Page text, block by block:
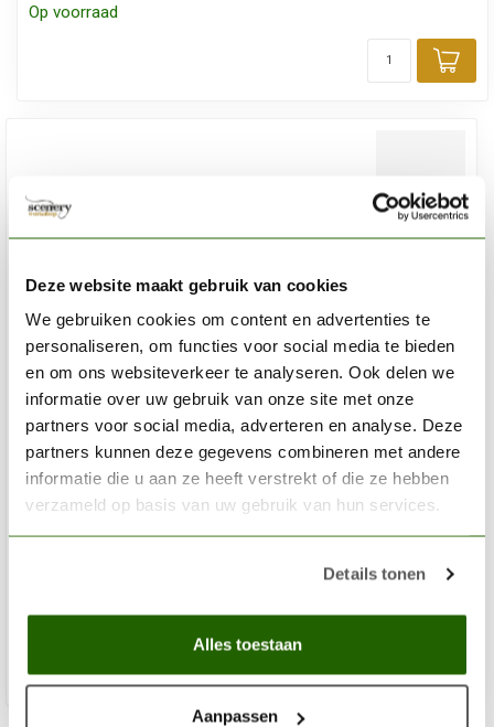
Deze website maakt gebruik van cookies
We gebruiken cookies om content en advertenties te
personaliseren, om functies voor social media te bieden
en om ons websiteverkeer te analyseren. Ook delen we
informatie over uw gebruik van onze site met onze
partners voor social media, adverteren en analyse. Deze
partners kunnen deze gegevens combineren met andere
informatie die u aan ze heeft verstrekt of die ze hebben
verzameld op basis van uw gebruik van hun services.
Details tonen
Alles toestaan
Aanpassen
Op voorraad
HOBBYZONE
Large Paint Stand - 36mm potjes groot verfrek - S2b
Niet op voorraad